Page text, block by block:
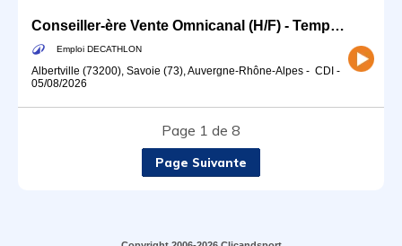
Conseiller-ère Vente Omnicanal (H/F) - Temps partiel
Emploi DECATHLON
Albertville (73200), Savoie (73), Auvergne-Rhône-Alpes - CDI -
05/08/2026
Page 1 de 8
Page Suivante